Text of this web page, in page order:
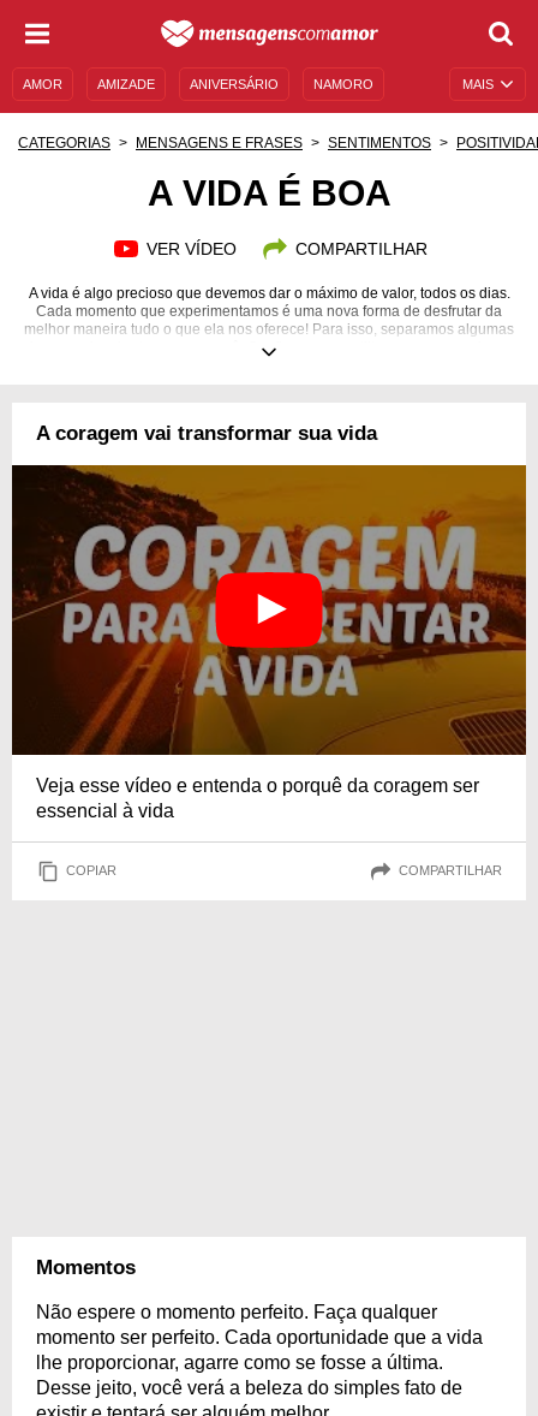
MAIS
AMOR AMIZADE ANIVERSÁRIO NAMORO
CATEGORIAS MENSAGENS E FRASES SENTIMENTOS
A VIDA É BOA
VER VÍDEO COMPARTILHAR
A vida é algo precioso que devemos dar o máximo de valor, todos os dias.
Cada momento que experimentamos é uma nova forma de desfrutar da
melhor maneira tudo o que ela nos oferece! Para isso, separamos algumas
imagens inspiradoras para você. Confira e compartilhe com seus amigos.
A coragem vai transformar sua vida
Veja esse vídeo e entenda o porquê da coragem ser
essencial à vida
COPIAR COMPARTILHAR
Momentos
Não espere o momento perfeito. Faça qualquer
momento ser perfeito. Cada oportunidade que a vida
lhe proporcionar, agarre como se fosse a última.
Desse jeito, você verá a beleza do simples fato de